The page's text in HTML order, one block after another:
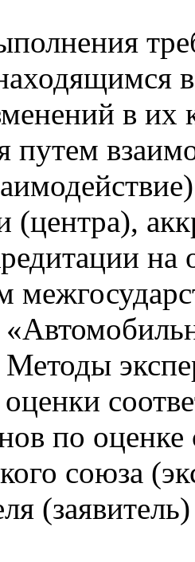
в
путем
(центра),
на
по оценке
союза